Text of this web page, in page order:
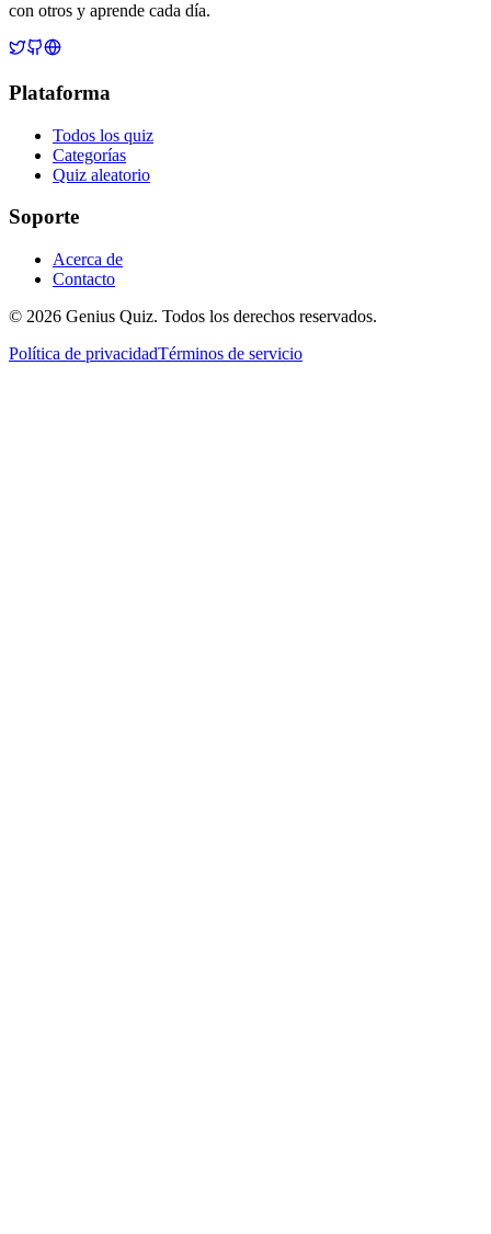
con otros y aprende cada día.
Plataforma
Todos los quiz
Categorías
Quiz aleatorio
Soporte
Acerca de
Contacto
© 2026 Genius Quiz. Todos los derechos reservados.
Política de privacidadTérminos de servicio